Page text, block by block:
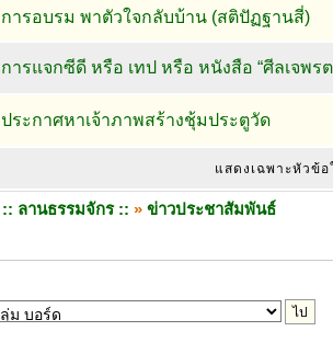
การอบรม พาตัวใจกลับบ้าน (สติปัฏฐานสี่)
การแจกซีดี หรือ เทป หรือ หนังสือ “ศีลเจพรต
ประกาศหาเจ้าภาพสร้างชุ้มประตูวัด
แสดงเฉพาะหัวข้อ
:: ลานธรรมจักร :: » ข่าวประชาสัมพันธ์